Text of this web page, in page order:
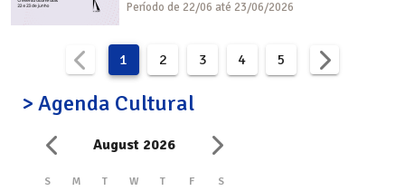
Período de 22/06 até 23/06/2026
1 2 3 4 5
> Agenda Cultural
August 2026
S M T W T F S